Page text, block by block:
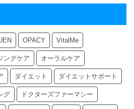
OPACY VitalMe
ングケア オーラルケア
ダイエット ダイエットサポート
グ ドクターズファーマシー